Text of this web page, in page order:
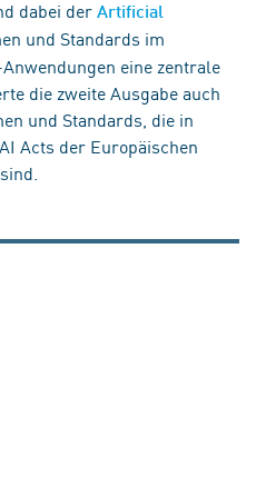
dabei der Artificial
und Standards im
eine zentrale
die zweite Ausgabe auch
und Standards, die in
Acts der Europäischen